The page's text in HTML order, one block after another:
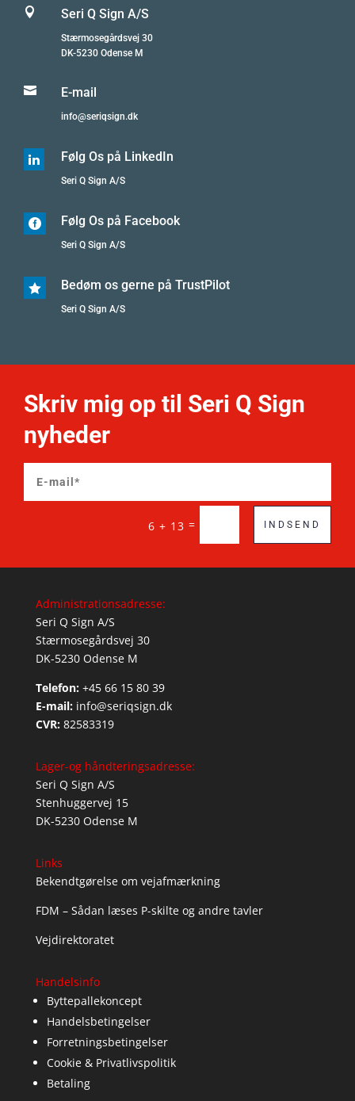
 Seri Q Sign A/S
Stærmosegårdsvej 30
DK-5230 Odense M
 E-mail
info@seriqsign.dk
 Følg Os på LinkedIn
Seri Q Sign A/S
 Følg Os på Facebook
Seri Q Sign A/S
 Bedøm os gerne på TrustPilot
Seri Q Sign A/S
Skriv mig op til Seri Q Sign
nyheder
6 + 13 = INDSEND
Administrationsadresse:
Seri Q Sign A/S
Stærmosegårdsvej 30
DK-5230 Odense M
Telefon: +45 66 15 80 39
E-mail: info@seriqsign.dk
CVR: 82583319
Lager-og håndteringsadresse:
Seri Q Sign A/S
Stenhuggervej 15
DK-5230 Odense M
Links
Bekendtgørelse om vejafmærkning
FDM – Sådan læses P-skilte og andre tavler
Vejdirektoratet
Handelsinfo
Byttepallekoncept
Handelsbetingelser
Forretningsbetingelser
Cookie & Privatlivspolitik
Betaling